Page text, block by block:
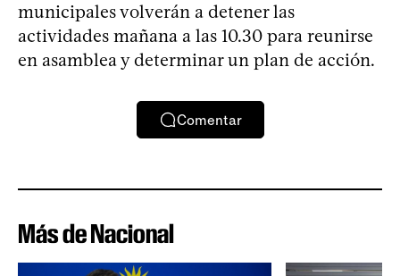
municipales volverán a detener las
actividades mañana a las 10.30 para reunirse
en asamblea y determinar un plan de acción.
Comentar
Más de Nacional